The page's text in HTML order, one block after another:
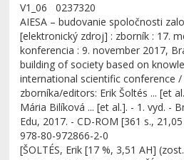
V1_06 0237320
AIESA – budovanie spoločnosti
[elektronický zdroj] : zborník : 17.
konferencia : 9. november 2017,
building of society based on
international scientific conference
zborníka/editors: Erik Šoltés ... [et
Mária Bilíková ... [et al.]. - 1. vyd. -
Edu, 2017. - CD-ROM [361 s.,
978-80-972866-2-0
[ŠOLTÉS, Erik [17 %, 3,51 AH]